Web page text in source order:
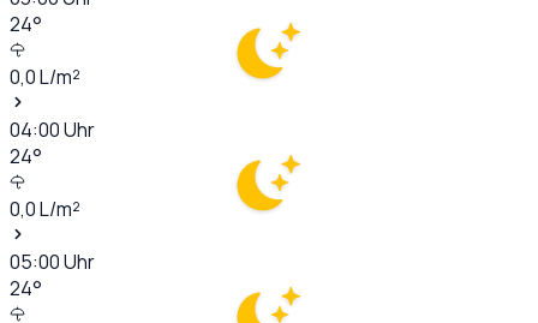
24°
0,0L/m²
04:00Uhr
24°
0,0L/m²
05:00Uhr
24°